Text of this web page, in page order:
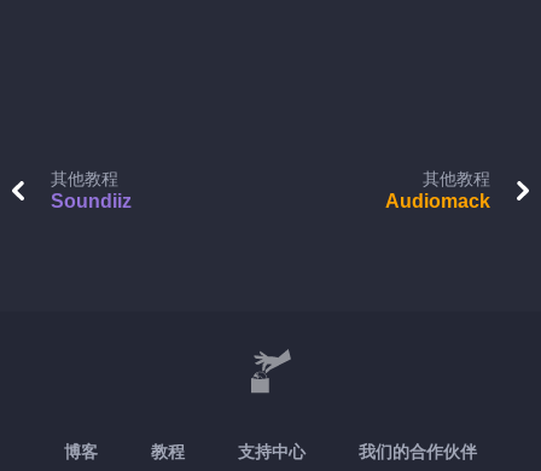
其他教程
Soundiiz
其他教程
Audiomack
博客 教程 支持中心 我们的合作伙伴